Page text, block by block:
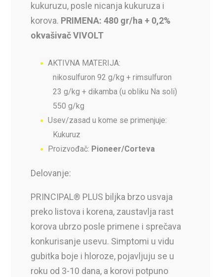
kukuruzu, posle nicanja kukuruza i
korova. PRIMENA: 480 gr/ha + 0,2%
okvašivač VIVOLT
AKTIVNA MATERIJA:
nikosulfuron 92 g/kg + rimsulfuron
23 g/kg + dikamba (u obliku Na soli)
550 g/kg
Usev/zasad u kome se primenjuje:
Kukuruz
Proizvođač: Pioneer/Corteva
Delovanje:
PRINCIPAL® PLUS biljka brzo usvaja
preko listova i korena, zaustavlja rast
korova ubrzo posle primene i sprečava
konkurisanje usevu. Simptomi u vidu
gubitka boje i hloroze, pojavljuju se u
roku od 3-10 dana, a korovi potpuno